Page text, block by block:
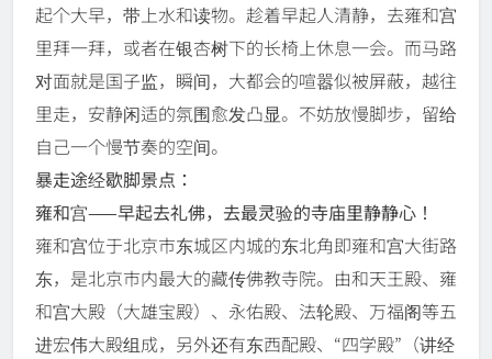
起个大早，带上水和读物。趁着早起人清静，去雍和宫
里拜一拜，或者在银杏树下的长椅上休息一会。而马路
对面就是国子监，瞬间，大都会的喧嚣似被屏蔽，越往
里走，安静闲适的氛围愈发凸显。不妨放慢脚步，留给
自己一个慢节奏的空间。
暴走途经歇脚景点：
雍和宫——早起去礼佛，去最灵验的寺庙里静静心！
雍和宫位于北京市东城区内城的东北角即雍和宫大街路
东，是北京市内最大的藏传佛教寺院。由和天王殿、雍
和宫大殿（大雄宝殿）、永佑殿、法轮殿、万福阁等五
进宏伟大殿组成，另外还有东西配殿、“四学殿”（讲经